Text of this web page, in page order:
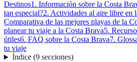
Destinos1. Información sobre la Costa
tan especial?2. Actividades al aire libre en
Comparativa de las mejores playas de la
planear tu viaje a la Costa Brava5.
útiles6. FAQ sobre la Costa Brava7.
tu viaje
Índice(9 secciones)